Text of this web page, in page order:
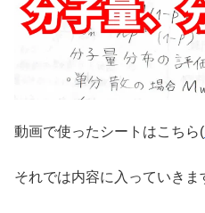
動画で使ったシートはこちら(
それでは内容に入っていきま